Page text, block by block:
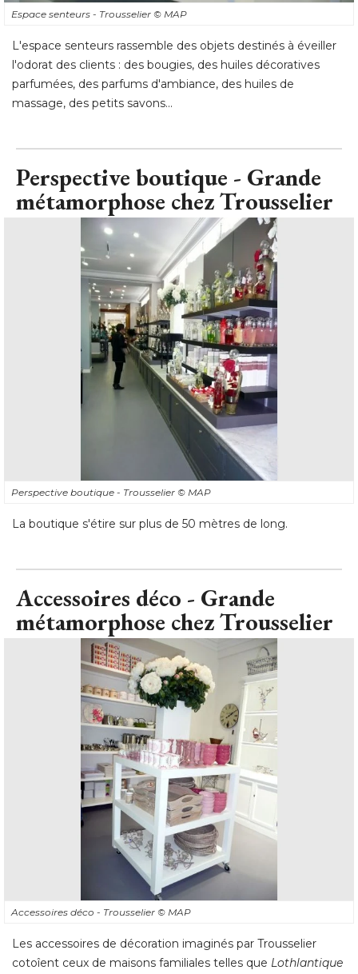
Espace senteurs - Trousselier © MAP
L'espace senteurs rassemble des objets destinés à éveiller
l'odorat des clients : des bougies, des huiles décoratives
parfumées, des parfums d'ambiance, des huiles de
massage, des petits savons...
Perspective boutique - Grande
métamorphose chez Trousselier
Perspective boutique - Trousselier © MAP
La boutique s'étire sur plus de 50 mètres de long.
Accessoires déco - Grande
métamorphose chez Trousselier
Accessoires déco - Trousselier © MAP
Les accessoires de décoration imaginés par Trousselier
cotoîent ceux de maisons familiales telles que Lothlantique